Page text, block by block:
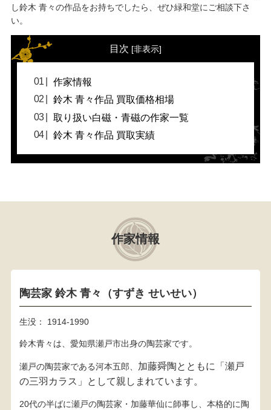
し鈴木 青々の作品をお持ちでしたら、ぜひ緑和堂にご相談下さ
い。
目次 [非表示]
作家情報
鈴木 青々作品 買取価格相場
取り扱い白磁・青磁の作家一覧
鈴木 青々作品 買取実績
作家情報
陶芸家 鈴木 青々（すずき せいせい）
生没： 1914-1990
鈴木青々は、愛知県瀬戸市出身の陶芸家です。
瀬戸の陶芸家である河本五郎、 加藤舜陶とともに「瀬戸
の三羽カラス」として親しまれています。
20代の半ばに瀬戸の陶芸家・加藤華仙に師事し、本格的に陶